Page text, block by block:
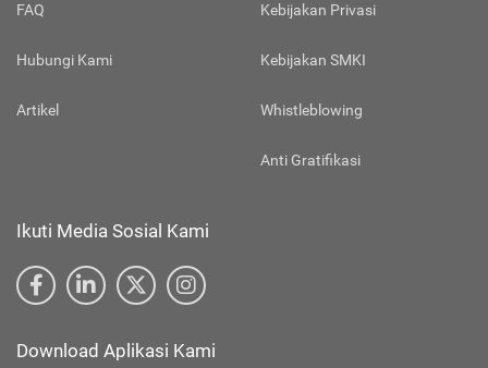
FAQ
Hubungi Kami
Artikel
Kebijakan Privasi
Kebijakan SMKI
Whistleblowing
Anti Gratifikasi
Ikuti Media Sosial Kami
Download Aplikasi Kami